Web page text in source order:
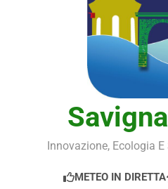
Innovazione, Ecologia
METEO IN DIRETTA